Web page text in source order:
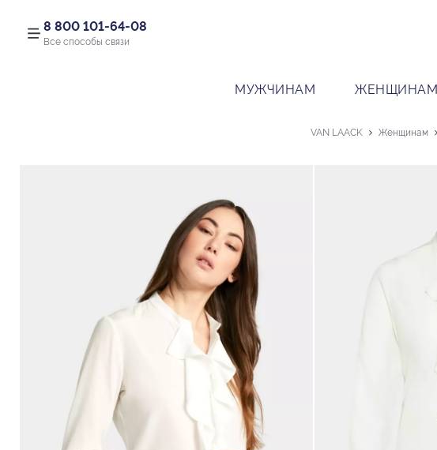
8 800 101-64-08
Все способы связи
МУЖЧИНАМ ЖЕНЩИНАМ
VAN LAACK Женщинам